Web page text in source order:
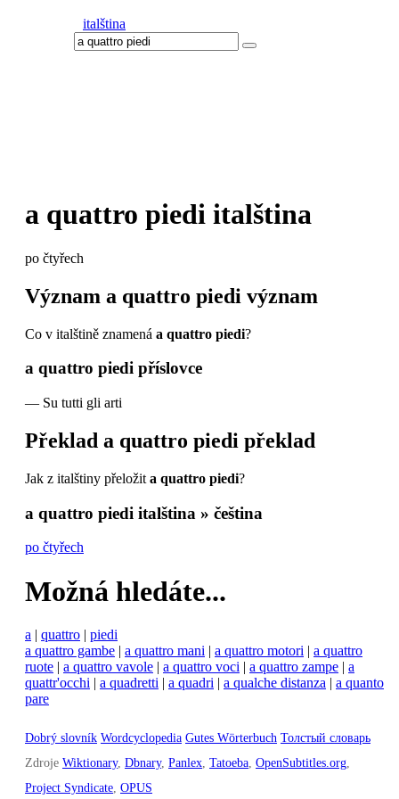
italština
a quattro piedi italština
po čtyřech
Význam a quattro piedi význam
Co v italštině znamená a quattro piedi?
a quattro piedi příslovce
— Su tutti gli arti
Překlad a quattro piedi překlad
Jak z italštiny přeložit a quattro piedi?
a quattro piedi italština » čeština
po čtyřech
Možná hledáte...
a | quattro | piedi
a quattro gambe | a quattro mani | a quattro motori | a quattro
ruote | a quattro vavole | a quattro voci | a quattro zampe | a
quattr'occhi | a quadretti | a quadri | a qualche distanza | a quanto
pare
Dobrý slovník Wordcyclopedia Gutes Wörterbuch Толстый словарь
Zdroje Wiktionary, Dbnary, Panlex, Tatoeba, OpenSubtitles.org,
Project Syndicate, OPUS